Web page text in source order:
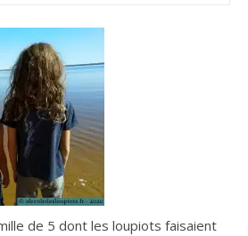
de 5 dont les loupiots faisaient